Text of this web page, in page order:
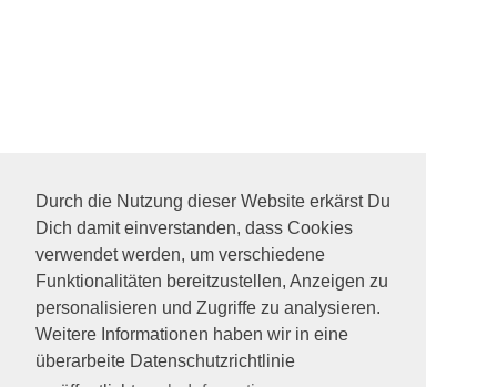
Durch die Nutzung dieser Website erkärst Du
Dich damit einverstanden, dass Cookies
verwendet werden, um verschiedene
Funktionalitäten bereitzustellen, Anzeigen zu
personalisieren und Zugriffe zu analysieren.
Weitere Informationen haben wir in eine
überarbeite Datenschutzrichtlinie